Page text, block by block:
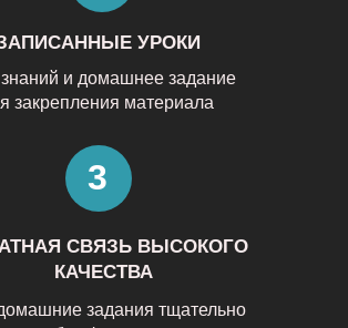
и домашнее задание
закрепления материала
задания тщательно
УРОКИ
СВЯЗЬ ВЫСОКОГО
КАЧЕСТВА
3